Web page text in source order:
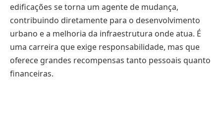
edificações se torna um agente de mudança,
contribuindo diretamente para o desenvolvimento
urbano e a melhoria da infraestrutura onde atua. É
uma carreira que exige responsabilidade, mas que
oferece grandes recompensas tanto pessoais quanto
financeiras.